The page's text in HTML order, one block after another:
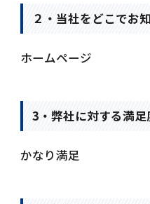
２・当社をどこでお
ホームページ
3・弊社に対する満
かなり満足